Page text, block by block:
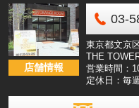
店舗情報
03-
東京都文京
THE
営業時間：
定休日：毎